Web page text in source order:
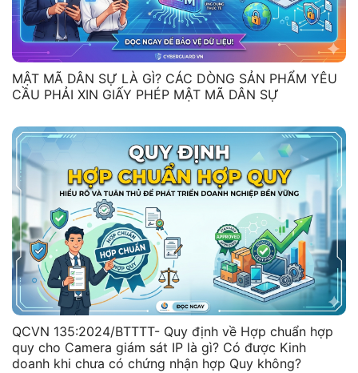
MẬT MÃ DÂN SỰ LÀ GÌ? CÁC DÒNG SẢN PHẨM YÊU
CẦU PHẢI XIN GIẤY PHÉP MẬT MÃ DÂN SỰ
QCVN 135:2024/BTTTT- Quy định về Hợp chuẩn hợp
quy cho Camera giám sát IP là gì? Có được Kinh
doanh khi chưa có chứng nhận hợp Quy không?